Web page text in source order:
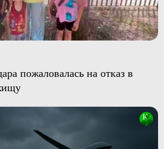
пожаловалась на отказ в